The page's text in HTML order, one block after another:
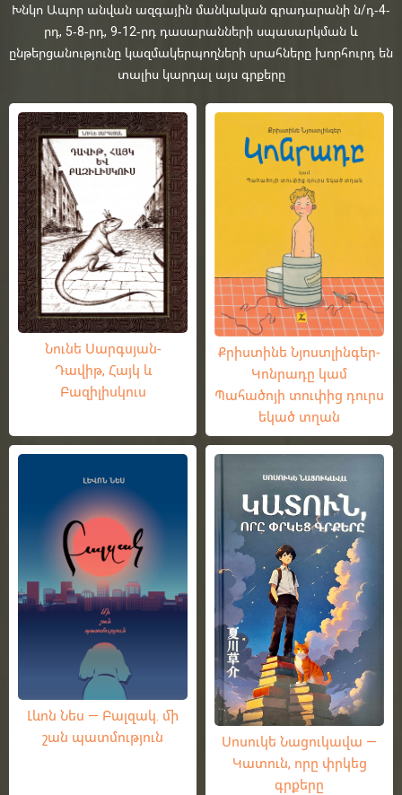
Խնկո Ապոր անվան ազգային մանկական գրադարանի ն/դ-4-
րդ, 5-8-րդ, 9-12-րդ դասարանների սպասարկման և
ընթերցանությունը կազմակերպողների սրահները խորհուրդ են
տալիս կարդալ այս գրքերը
Նունե Սարգսյան-
Դավիթ, Հայկ և
Բազիլիսկուս
Քրիստինե Նյոստլինգեր-
Կոնրադը կամ
Պահածոյի տուփից դուրս
եկած տղան
Լևոն Նես — Բալզակ. մի
շան պատմություն
Սոսուկե Նացուկավա —
Կատուն, որը փրկեց
գրքերը